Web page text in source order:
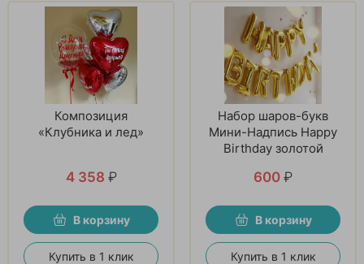
Композиция
«Клубника и лед»
4 358 ₽
В корзину
Купить в 1 клик
Набор шаров-букв
Мини-Надпись Happy
Birthday золотой
600 ₽
В корзину
Купить в 1 клик